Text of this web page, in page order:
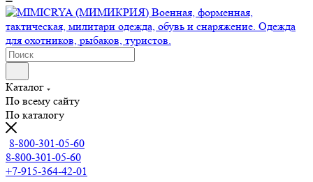
Каталог
По всему сайту
По каталогу
8-800-301-05-60
8-800-301-05-60
+7-915-364-42-01